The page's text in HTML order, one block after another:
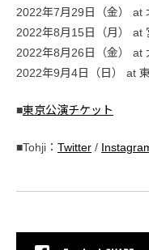
2022年7月29日（金） at
2022年8月15日（月） at
2022年8月26日（金） at
2022年9月4日（日） at
■東京公演チケット
■Tohji： Twitter /